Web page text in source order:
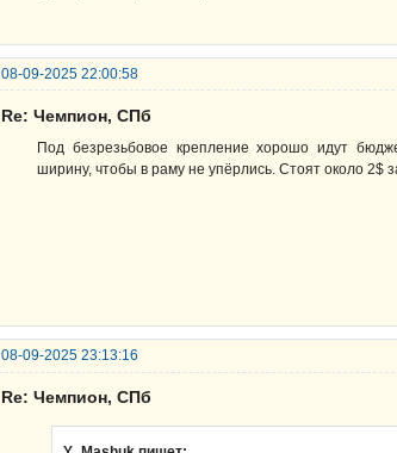
08-09-2025 22:00:58
Re: Чемпион, СПб
Под безрезьбовое крепление хорошо идут
ширину, чтобы в раму не упёрлись. Стоят около 2$
08-09-2025 23:13:16
Re: Чемпион, СПб